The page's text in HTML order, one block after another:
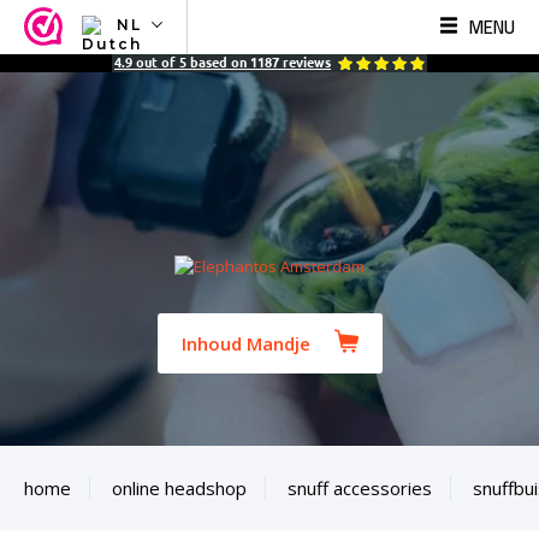
NL
NL
ES
MENU
4.9 out of 5 based on 1187 reviews
Inhoud Mandje
home online headshop snuff accessories